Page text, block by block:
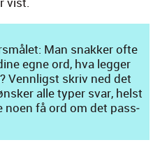
Man snakker ofte
egne ord, hva leg­ger
Vennligst skriv ned det
alle typer svar, helst
noen få ord om det pass­